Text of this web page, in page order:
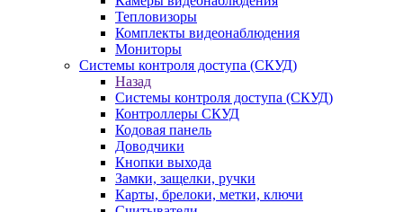
Тепловизоры
Комплекты видеонаблюдения
Мониторы
Системы контроля доступа (СКУД)
Назад
Системы контроля доступа (СКУД)
Контроллеры СКУД
Кодовая панель
Доводчики
Кнопки выхода
Замки, защелки, ручки
Карты, брелоки, метки, ключи